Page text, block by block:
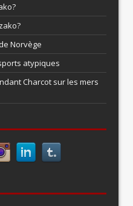
Norvège
atypiques
Charcot sur les mers